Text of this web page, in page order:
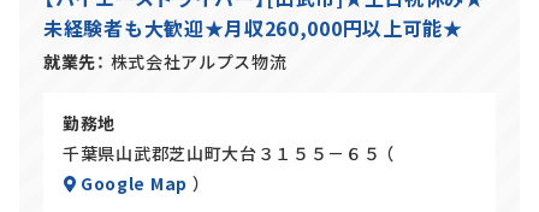
イ
未経験者も大歓迎★月収260,000円以上可能★
就業先 株式会社アルプス物流
勤務地
千葉県山武郡芝山町大台３１５５－６５ （
Google Map ）